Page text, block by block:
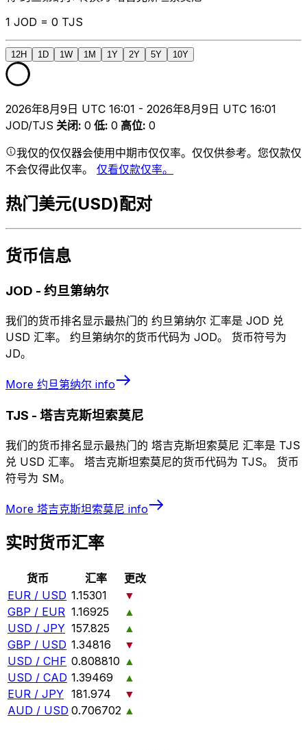
1 JOD = 0 TJS
12H 1D 1W 1M 1Y 2Y 5Y 10Y
2026年8月9日 UTC 16:01 - 2026年8月9日 UTC 16:01
JOD/TJS 关闭: 0 低: 0 高位: 0
我仅的仅仅器会使用中期市仅仅率。仅仅供参考。您仅款仅
不会仅得此仅率。 仅看仅款仅率。
热门美元(USD)配对
货币信息
JOD - 约旦第纳尔
我们的货币排名显示最热门的 约旦第纳尔 汇率是 JOD 兑
USD 汇率。 约旦第纳尔的货币代码为 JOD。 货币符号为
JD。
More 约旦第纳尔 info
TJS - 塔吉克斯坦索莫尼
我们的货币排名显示最热门的 塔吉克斯坦索莫尼 汇率是 TJS
兑 USD 汇率。 塔吉克斯坦索莫尼的货币代码为 TJS。 货币
符号为 SM。
More 塔吉克斯坦索莫尼 info
实时货币汇率
货币 汇率
更改
EUR / USD 1.15301
▼
GBP / EUR 1.16925
▲
USD / JPY 157.825
▲
GBP / USD 1.34816
▼
USD / CHF 0.808810 ▲
USD / CAD 1.39469
▲
EUR / JPY 181.974
▼
AUD / USD 0.706702 ▲